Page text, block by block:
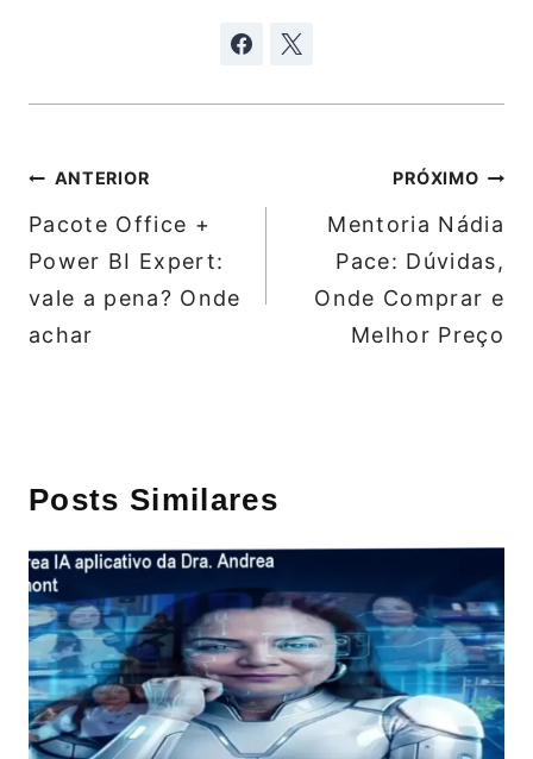
Navegação
de
Post
ANTERIOR
Pacote Office +
Power BI Expert:
vale a pena? Onde
achar
PRÓXIMO
Mentoria Nádia
Pace: Dúvidas,
Onde Comprar e
Melhor Preço
Posts Similares